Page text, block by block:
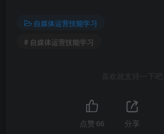
自媒体运营技能学习
# 自媒体运营技能学习
喜欢就支持一下吧
点赞 66 分享